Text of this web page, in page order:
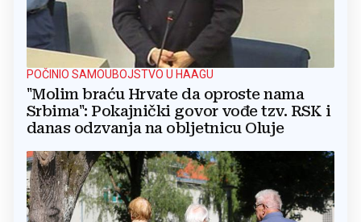
POČINIO SAMOUBOJSTVO U HAAGU
"Molim braću Hrvate da oproste nama
Srbima": Pokajnički govor vođe tzv. RSK i
danas odzvanja na obljetnicu Oluje